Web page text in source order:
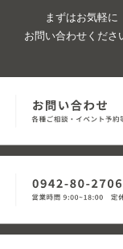
まずはお気軽に
お問い合わせくださ